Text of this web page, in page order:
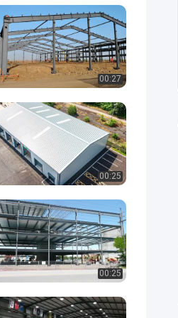
00:27
00:25
00:25